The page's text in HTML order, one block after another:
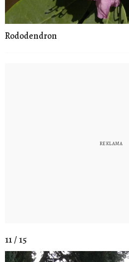
Rododendron
11 / 15